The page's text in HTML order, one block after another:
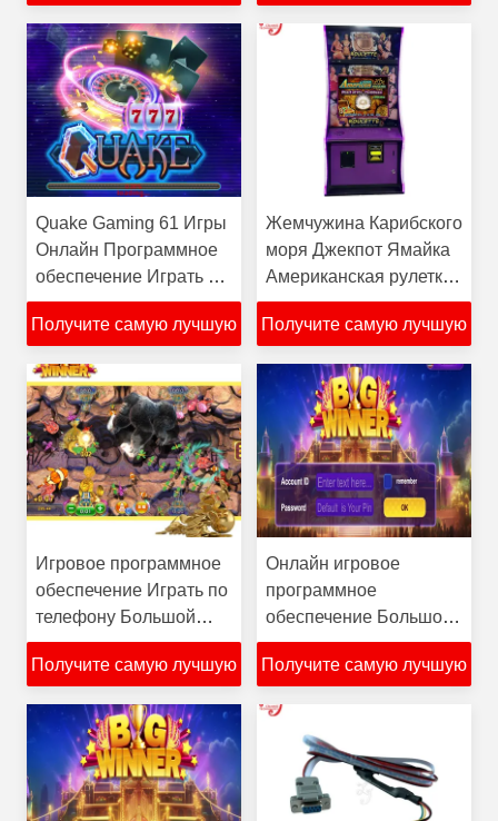
для продажи
цену цену
Quake Gaming 61 Игры
Онлайн Программное
обеспечение Играть на
Телефон Компьютер
Ipad Игровые кредиты
Получите самую лучшую
Жемчужина Карибского
моря Джекпот Ямайка
Американская рулетка
Металлический шкаф
Видео игровые
Получите самую лучшую
цену
Игровое программное
обеспечение Играть по
телефону Большой
победитель Компьютер
ИПАД Игровые
Получите самую лучшую
цену
Онлайн игровое
программное
обеспечение Большой
победитель Играть на
телефоне Компьютер
Получите самую лучшую